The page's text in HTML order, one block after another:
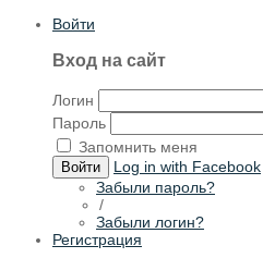
Войти
Вход на сайт
Логин
Пароль
Запомнить меня
Войти
Log in with Facebook
Забыли пароль?
/
Забыли логин?
Регистрация